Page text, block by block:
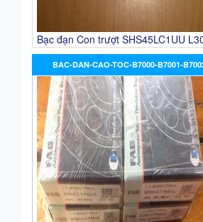
Bạc đạn Con trượt SHS45LC1UU
BAC-DAN-CAO-TOC-B7000-B7001-
P4-FAG